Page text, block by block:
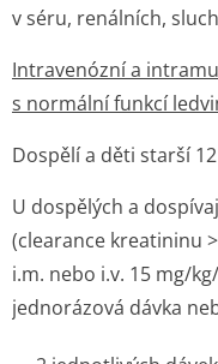
v séru, renálních,
Intravenózní a
s normální funkcí
Dospělí a děti starší
U dospělých a
(clearance kreatininu
i.m. nebo i.v. 15 mg/
jednorázová dávka